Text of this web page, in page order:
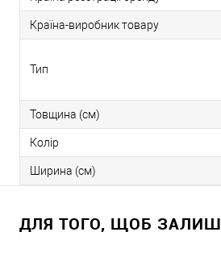
Країна-виробник товару
Тип
Товщина (см)
Колір
Ширина (см)
ДЛЯ ТОГО, ЩОБ